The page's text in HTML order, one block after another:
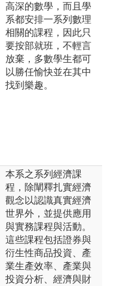
高深的數學，而且學
系都安排一系列數理
相關的課程，因此只
要按部就班，不輕言
放棄，多數學生都可
以勝任愉快並在其中
找到樂趣。
本系之系列經濟課
程，除闡釋扎實經濟
觀念以認識真實經濟
世界外，並提供應用
與實務課程與活動。
這些課程包括證券與
衍生性商品投資、產
業生產效率、產業與
投資分析、經濟與財